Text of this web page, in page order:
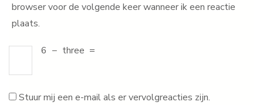
browser voor de volgende keer wanneer ik een reactie
plaats.
6 − three =
Stuur mij een e-mail als er vervolgreacties zijn.